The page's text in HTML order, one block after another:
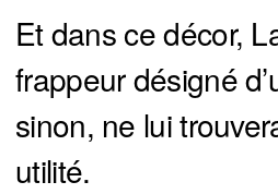
Et dans ce décor,
frappeur désigné
sinon, ne lui
utilité.